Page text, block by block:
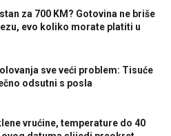
za 700 KM? Gotovina ne briše
evo koliko morate platiti u
sve veći problem: Tisuće
odsutni s posla
vrućine, temperature do 40